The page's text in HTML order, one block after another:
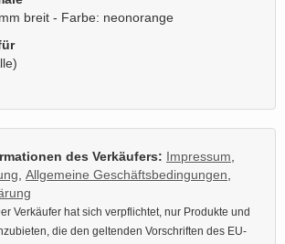
breit - Farbe: neonorange
des Verkäufers: Impressum
Allgemeine Geschäftsbedingungen
Verkäufer hat sich verpflichtet, nur Produkte und
die den geltenden Vorschriften des EU-